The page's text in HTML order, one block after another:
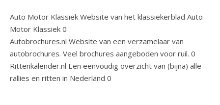
Auto Motor Klassiek Website van het klassiekerblad Auto
Motor Klassiek 0
Autobrochures.nl Website van een verzamelaar van
autobrochures. Veel brochures aangeboden voor ruil. 0
Rittenkalender.nl Een eenvoudig overzicht van (bijna) alle
rallies en ritten in Nederland 0